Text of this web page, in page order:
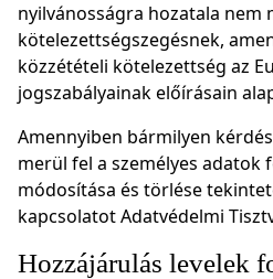
nyilvánosságra hozatala nem
kötelezettségszegésnek,
közzétételi kötelezettség az
jogszabályainak előírásain
Amennyiben bármilyen
merül fel a személyes adatok
módosítása és törlése
kapcsolatot Adatvédelmi
Hozzájárulás levelek